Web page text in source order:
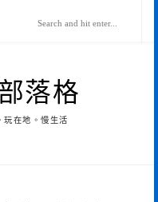
落格
玩在地。慢生活